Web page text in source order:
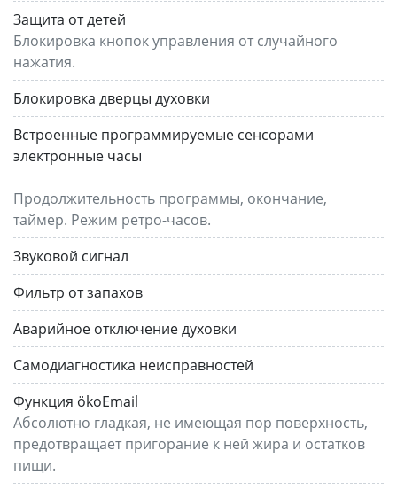
Защита от детей
Блокировка кнопок управления от случайного
нажатия.
Блокировка дверцы духовки
Встроенные программируемые сенсорами
электронные часы
Продолжительность программы, окончание,
таймер. Режим ретро-часов.
Звуковой сигнал
Фильтр от запахов
Аварийное отключение духовки
Самодиагностика неисправностей
Функция ökoEmail
Абсолютно гладкая, не имеющая пор поверхность,
предотвращает пригорание к ней жира и остатков
пищи.